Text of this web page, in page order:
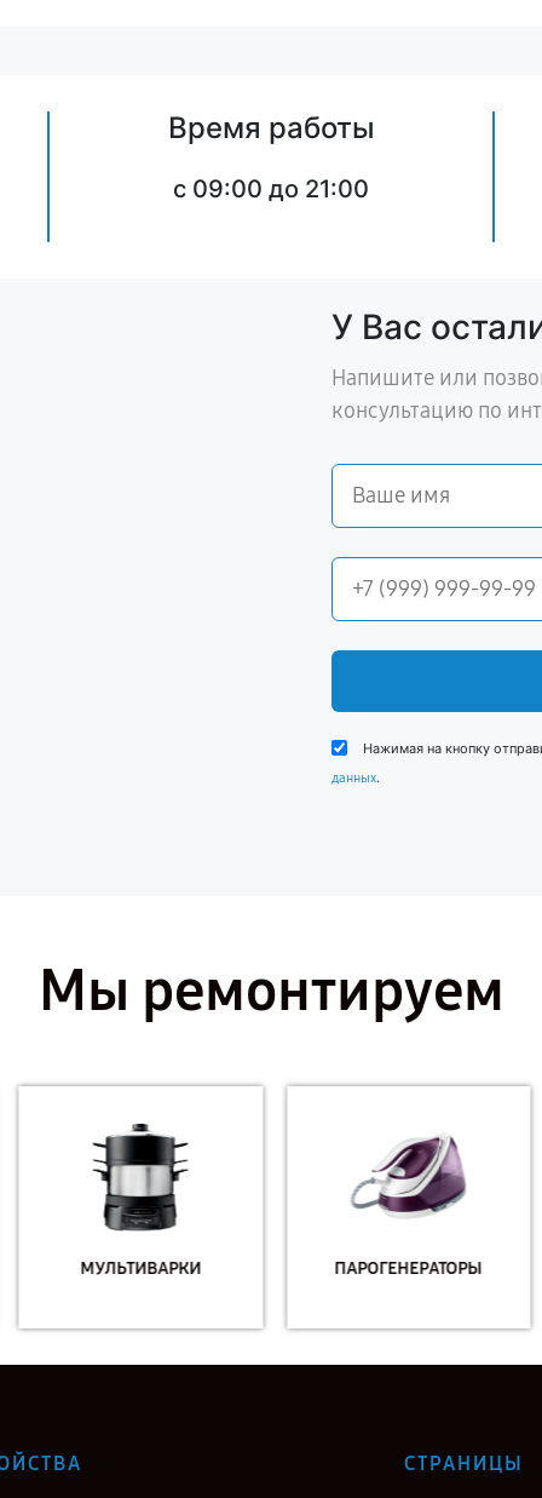
Время работы
c 09:00 до 21:00
У Вас
Напишите или
консультацию по
Нажимая на кнопку
данных.
Мы ремонтируем
МУЛЬТИВАРКИ ПАРОГЕНЕРАТОРЫ
СТРАНИЦЫ